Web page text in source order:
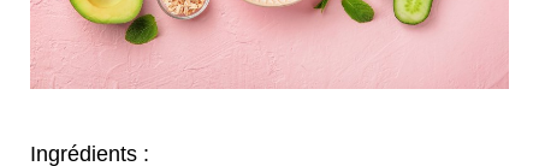
Ingrédients :